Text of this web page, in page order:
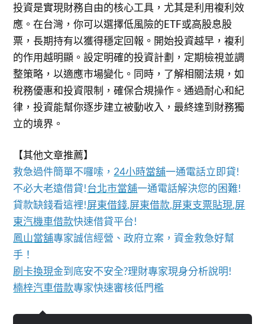
投資是實現財務自由的核心工具，尤其是利用複利效
應。在台灣，你可以選擇低風險的ETF或高股息股
票，長期持有以獲得穩定回報。開始投資越早，複利
的作用越明顯。設定明確的投資計劃，定期檢視並調
整策略，以適應市場變化。同時，了解相關法規，如
稅務優惠和投資限制，確保合規操作。通過耐心和紀
律，投資能幫你逐步建立被動收入，最終達到財務獨
立的境界。
【其他文章推薦】
救急過件簡單不囉嗦， 24小時當舖一通電話立即貸!
不必大老遠借貸!台北市當舖一通電話解決您的困難!
貸款缺錢看這裡!屏東借錢,屏東借款,屏東支票貼現,屏
東汽機車借款快速借貸平台!
鳳山當舖專家誠信經營、政府立案，資金救急好幫
手！
刷卡換現金到底安不安全?理財專家現身分析說明!
楠梓汽車借款專家快速審核低門檻